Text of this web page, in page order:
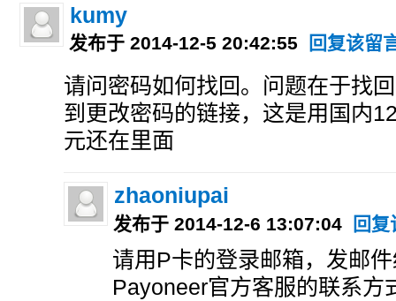
kumy
发布于 2014-12-5 20:42:55 回复该留
请问密码如何找回。问题在于找
到更改密码的链接，这是用国内
元还在里面
zhaoniupai
发布于 2014-12-6 13:07:04 回
请用P卡的登录邮箱，发邮
Payoneer官方客服的联系方